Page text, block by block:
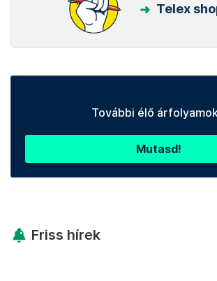
Telex
További élő
Mutasd!
Friss hírek